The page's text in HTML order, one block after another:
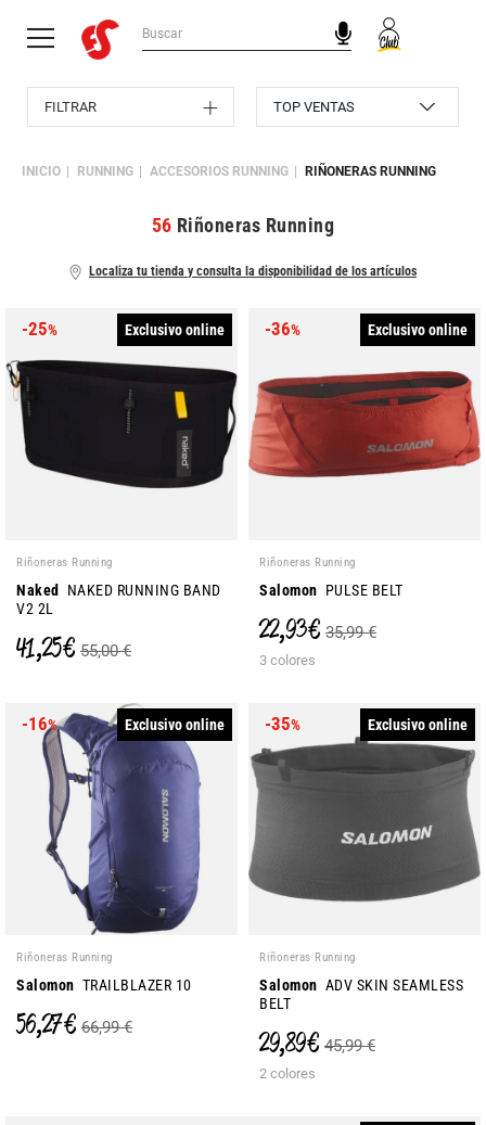
INICIO RUNNING ACCESORIOS RUNNING RIÑONERAS RUNNING
Localiza tu tienda y consulta la disponibilidad de los artículos
56 Riñoneras Running
-25% Exclusivo online
Riñoneras Running
Naked
NAKED RUNNING BAND
V2 2L
41,25 € 55,00 €
-36% Exclusivo online
Riñoneras Running
Salomon PULSE BELT
22,93 € 35,99 €
3 colores
-16% Exclusivo online
Riñoneras Running
Salomon TRAILBLAZER 10
56,27 € 66,99 €
-35% Exclusivo online
Riñoneras Running
Salomon ADV SKIN SEAMLESS
BELT
29,89 € 45,99 €
2 colores
FILTRAR